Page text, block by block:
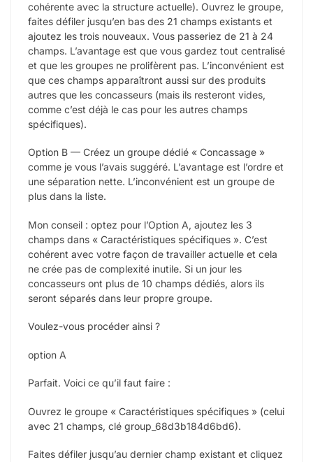
cohérente avec la structure actuelle). Ouvrez le groupe,
faites défiler jusqu’en bas des 21 champs existants et
ajoutez les trois nouveaux. Vous passeriez de 21 à 24
champs. L’avantage est que vous gardez tout centralisé
et que les groupes ne prolifèrent pas. L’inconvénient est
que ces champs apparaîtront aussi sur des produits
autres que les concasseurs (mais ils resteront vides,
comme c’est déjà le cas pour les autres champs
spécifiques).
Option B — Créez un groupe dédié « Concassage »
comme je vous l’avais suggéré. L’avantage est l’ordre et
une séparation nette. L’inconvénient est un groupe de
plus dans la liste.
Mon conseil : optez pour l’Option A, ajoutez les 3
champs dans « Caractéristiques spécifiques ». C’est
cohérent avec votre façon de travailler actuelle et cela
ne crée pas de complexité inutile. Si un jour les
concasseurs ont plus de 10 champs dédiés, alors ils
seront séparés dans leur propre groupe.
Voulez-vous procéder ainsi ?
option A
Parfait. Voici ce qu’il faut faire :
Ouvrez le groupe « Caractéristiques spécifiques » (celui
avec 21 champs, clé group_68d3b184d6bd6).
Faites défiler jusqu’au dernier champ existant et cliquez